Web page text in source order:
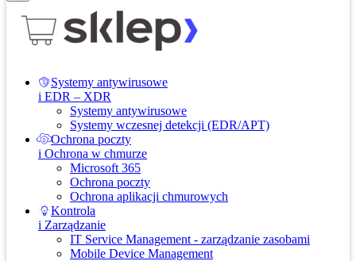
Systemy antywirusowe
i EDR – XDR
Systemy antywirusowe
Systemy wczesnej detekcji (EDR/APT)
Ochrona poczty
i Ochrona w chmurze
Microsoft 365
Ochrona poczty
Ochrona aplikacji chmurowych
Kontrola
i Zarządzanie
IT Service Management - zarządzanie zasobami
Mobile Device Management